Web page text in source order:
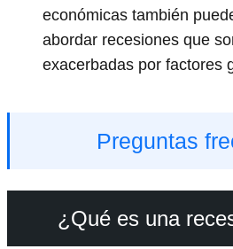
económicas también
abordar recesiones que
exacerbadas por factores
Preguntas
¿Qué es una